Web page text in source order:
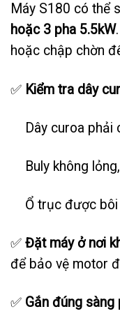
Máy S180 có thể
hoặc 3 pha 5.5kW
hoặc chập chờn
✅ Kiểm tra dây
Dây curoa phải
Buly không
Ổ trục được
✅ Đặt máy ở nơi
để bảo vệ motor
✅ Gắn đúng sàng